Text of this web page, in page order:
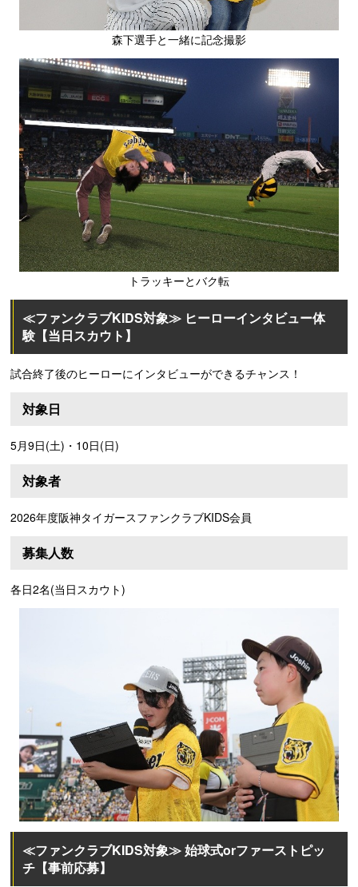
森下選手と一緒に記念撮影
トラッキーとバク転
≪ファンクラブKIDS対象≫ ヒーローインタビュー体
験【当日スカウト】
試合終了後のヒーローにインタビューができるチャンス！
対象日
5月9日(土)・10日(日)
対象者
2026年度阪神タイガースファンクラブKIDS会員
募集人数
各日2名(当日スカウト)
≪ファンクラブKIDS対象≫ 始球式orファーストピッ
チ【事前応募】